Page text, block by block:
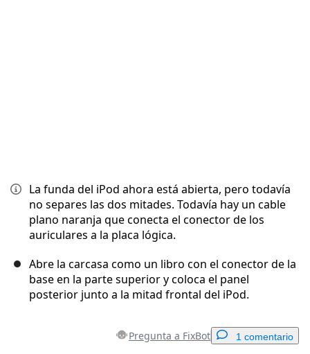
La funda del iPod ahora está abierta, pero todavía
no separes las dos mitades. Todavía hay un cable
plano naranja que conecta el conector de los
auriculares a la placa lógica.
Abre la carcasa como un libro con el conector de la
base en la parte superior y coloca el panel
posterior junto a la mitad frontal del iPod.
Pregunta a FixBot 1 comentario